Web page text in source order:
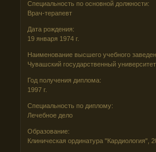
Специальность по основной должности:
Врач-терапевт
Дата рождения:
19 января 1974 г.
Наименование высшего учебного
Чувашский государственный
Год получения диплома:
1997 г.
Специальность по диплому:
Лечебное дело
Образование:
Клиническая ординатура "Кардиология",